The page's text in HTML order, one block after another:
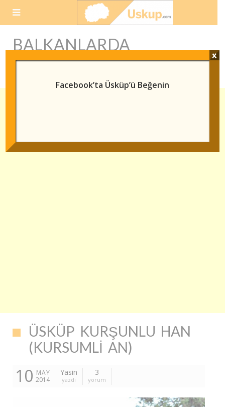
BALKANLARDA
KURŞUNLU HAN
ÜSKÜP KURŞUNLU HAN
(KURSUMLI AN)
10 MAY
2014
Yasin
yazdı
3
yorum
Facebook’ta Üsküp’ü Beğenin
x